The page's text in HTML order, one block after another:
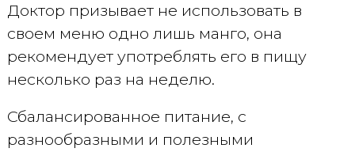
Доктор призывает не использовать в
своем меню одно лишь манго, она
рекомендует употреблять его в пищу
несколько раз на неделю.
Сбалансированное питание, с
разнообразными и полезными